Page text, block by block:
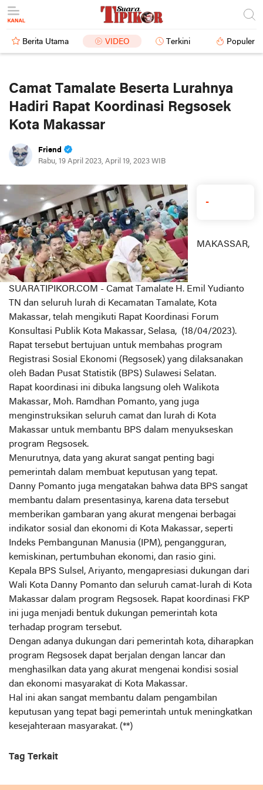
Berita Utama VIDEO Terkini Populer
Camat Tamalate Beserta Lurahnya
Hadiri Rapat Koordinasi Regsosek
Kota Makassar
Friend
Rabu, 19 April 2023, April 19, 2023 WIB
-
MAKASSAR,
SUARATIPIKOR.COM - Camat Tamalate H. Emil Yudianto
TN dan seluruh lurah di Kecamatan Tamalate, Kota
Makassar, telah mengikuti Rapat Koordinasi Forum
Konsultasi Publik Kota Makassar, Selasa, (18/04/2023).
Rapat tersebut bertujuan untuk membahas program
Registrasi Sosial Ekonomi (Regsosek) yang dilaksanakan
oleh Badan Pusat Statistik (BPS) Sulawesi Selatan.
Rapat koordinasi ini dibuka langsung oleh Walikota
Makassar, Moh. Ramdhan Pomanto, yang juga
menginstruksikan seluruh camat dan lurah di Kota
Makassar untuk membantu BPS dalam menyukseskan
program Regsosek.
Menurutnya, data yang akurat sangat penting bagi
pemerintah dalam membuat keputusan yang tepat.
Danny Pomanto juga mengatakan bahwa data BPS sangat
membantu dalam presentasinya, karena data tersebut
memberikan gambaran yang akurat mengenai berbagai
indikator sosial dan ekonomi di Kota Makassar, seperti
Indeks Pembangunan Manusia (IPM), pengangguran,
kemiskinan, pertumbuhan ekonomi, dan rasio gini.
Kepala BPS Sulsel, Ariyanto, mengapresiasi dukungan dari
Wali Kota Danny Pomanto dan seluruh camat-lurah di Kota
Makassar dalam program Regsosek. Rapat koordinasi FKP
ini juga menjadi bentuk dukungan pemerintah kota
terhadap program tersebut.
Dengan adanya dukungan dari pemerintah kota, diharapkan
program Regsosek dapat berjalan dengan lancar dan
menghasilkan data yang akurat mengenai kondisi sosial
dan ekonomi masyarakat di Kota Makassar.
Hal ini akan sangat membantu dalam pengambilan
keputusan yang tepat bagi pemerintah untuk meningkatkan
kesejahteraan masyarakat. (**)
Tag Terkait